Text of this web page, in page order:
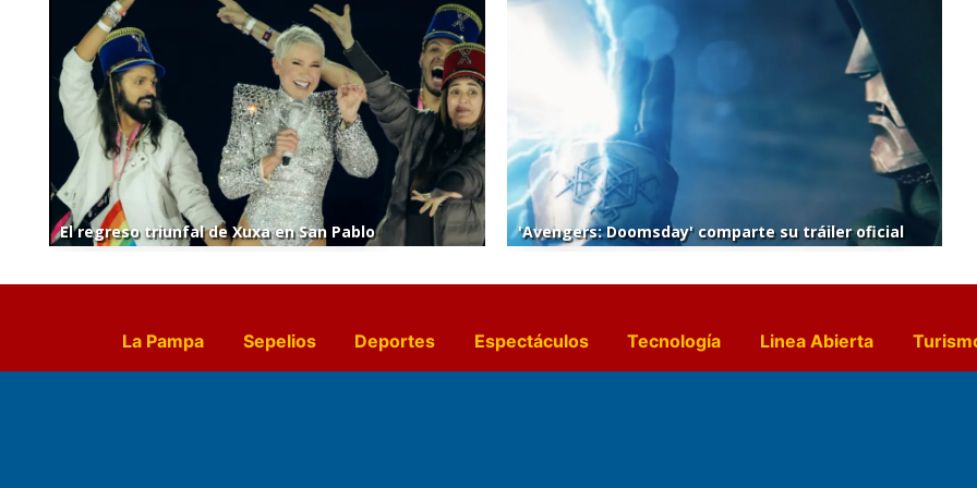
El regreso triunfal de Xuxa en San Pablo 'Avengers: Doomsday' comparte su tráiler oficial
La Pampa Sepelios Deportes Espectáculos Tecnología Linea Abierta